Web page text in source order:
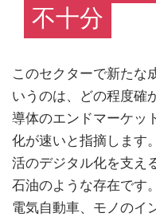
不十分
このセクターで新たな
いうのは、どの程度確
導体のエンドマーケッ
化が速いと指摘します
活のデジタル化を支え
石油のような存在です
電気自動車、モノのイ